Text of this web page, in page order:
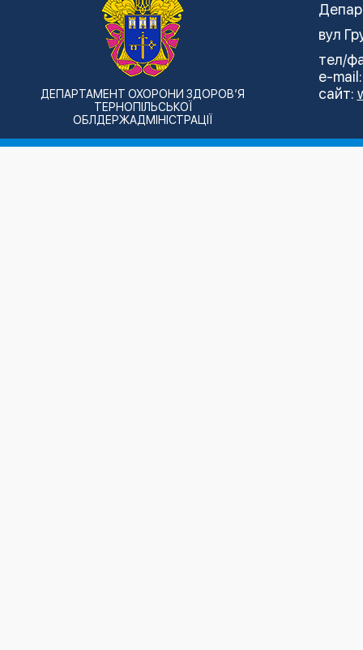
ДЕПАРТАМЕНТ ОХОРОНИ ЗДОРОВ’Я
ТЕРНОПІЛЬСЬКОЇ
ОБЛДЕРЖАДМІНІСТРАЦІЇ
вул
тел/
e-
сайт: